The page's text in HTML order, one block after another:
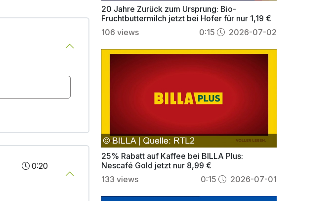
0:20
20 Jahre Zurück zum Ursprung: Bio-
Fruchtbuttermilch jetzt bei Hofer für nur 1,19 €
106 views 0:15 2026-07-02
25% Rabatt auf Kaffee bei BILLA Plus:
Nescafé Gold jetzt nur 8,99 €
133 views 0:15 2026-07-01